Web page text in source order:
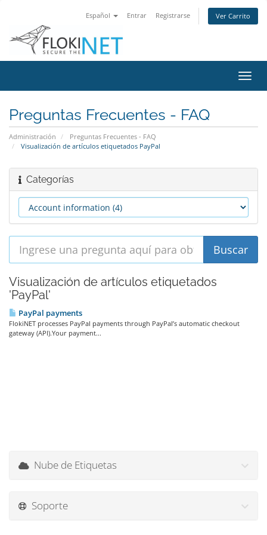
Español Entrar Registrarse Ver Carrito
Preguntas Frecuentes - FAQ
Administración
Preguntas Frecuentes - FAQ
Visualización de artículos etiquetados PayPal
Categorías
Visualización de artículos etiquetados
'PayPal'
PayPal payments
FlokiNET processes PayPal payments through PayPal’s automatic checkout
gateway (API).Your payment...
Nube de Etiquetas
Soporte